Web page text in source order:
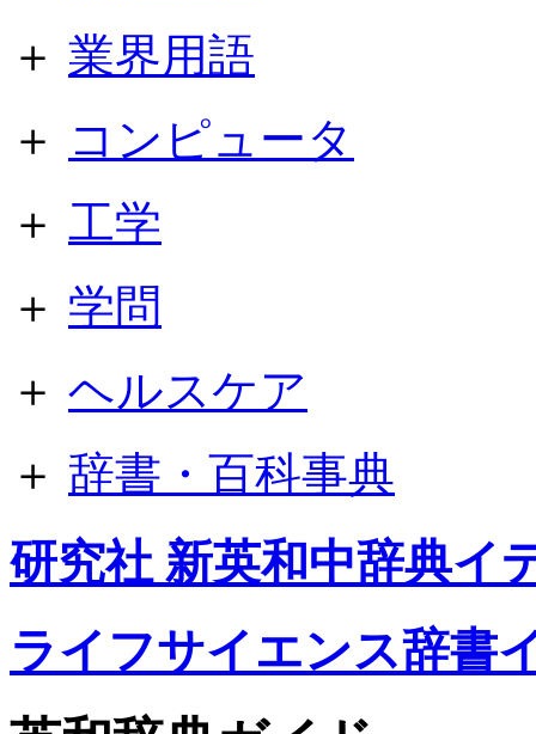
＋ 業界用語
＋ コンピュータ
＋ 工学
＋ 学問
＋ ヘルスケア
＋ 辞書・百科事典
研究社 新英和中辞典イ
ライフサイエンス辞書